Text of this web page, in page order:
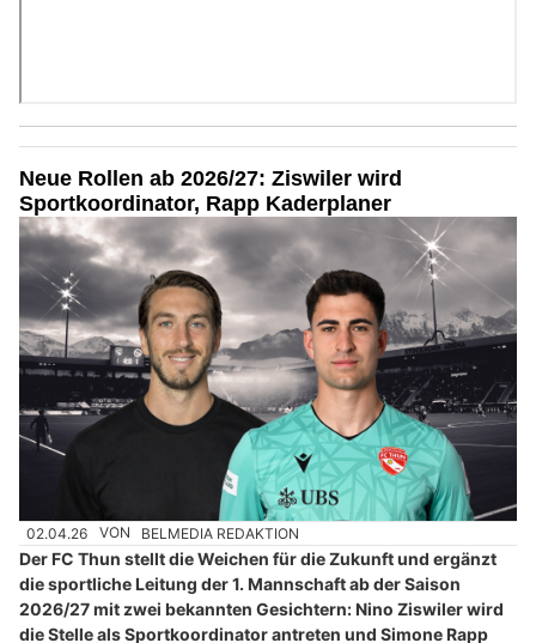
Neue Rollen ab 2026/27: Ziswiler wird
Sportkoordinator, Rapp Kaderplaner
02.04.26 VON BELMEDIA REDAKTION
Der FC Thun stellt die Weichen für die Zukunft und ergänzt
die sportliche Leitung der 1. Mannschaft ab der Saison
2026/27 mit zwei bekannten Gesichtern: Nino Ziswiler wird
die Stelle als Sportkoordinator antreten und Simone Rapp